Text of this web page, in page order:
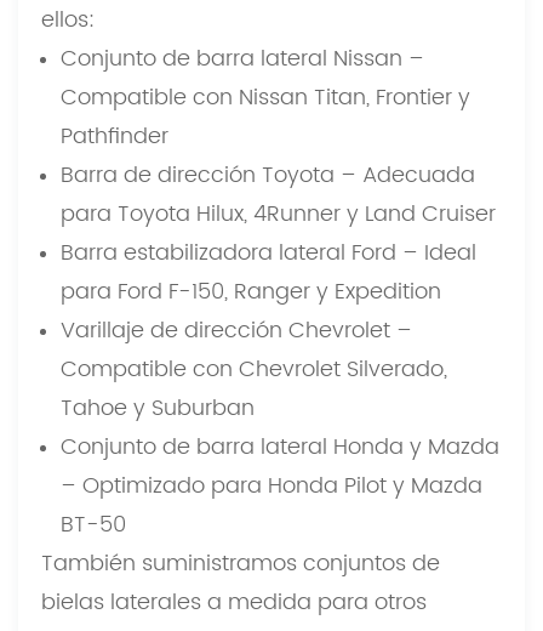
ellos:
Conjunto de barra lateral Nissan –
Compatible con Nissan Titan, Frontier y
Pathfinder
Barra de dirección Toyota – Adecuada
para Toyota Hilux, 4Runner y Land Cruiser
Barra estabilizadora lateral Ford – Ideal
para Ford F-150, Ranger y Expedition
Varillaje de dirección Chevrolet –
Compatible con Chevrolet Silverado,
Tahoe y Suburban
Conjunto de barra lateral Honda y Mazda
– Optimizado para Honda Pilot y Mazda
BT-50
También suministramos conjuntos de
bielas laterales a medida para otros